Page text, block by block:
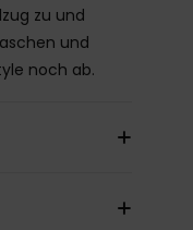
zu und
und
noch ab.